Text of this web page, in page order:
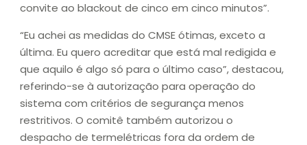
convite ao blackout de cinco em cinco minutos”.
“Eu achei as medidas do CMSE ótimas, exceto a
última. Eu quero acreditar que está mal redigida e
que aquilo é algo só para o último caso”, destacou,
referindo-se à autorização para operação do
sistema com critérios de segurança menos
restritivos. O comitê também autorizou o
despacho de termelétricas fora da ordem de